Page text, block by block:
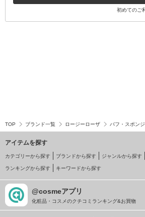
初めてのご
TOP ブランド一覧 ロージーローザ パフ・スポンジ
アイテムを探す
カテゴリーから探す ブランドから探す ジャンルから探す
ランキングから探す キーワードから探す
@cosmeアプリ
化粧品・コスメのクチコミランキング&お買物